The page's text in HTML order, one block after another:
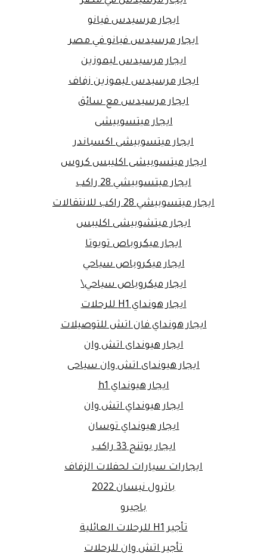
ايجار مرسيدس فيانو
ايجار مرسيدس فيانو في مصر
ايجار مرسيدس ليموزين
ايجار مرسيدس ليموزين زفاف
ايجار مرسيدس مع سائق
ايجار ميتسوبيشى
ايجار ميتسوبيشى اكسباندر
ايجار ميتسوبيشى اكليبس كروس
ايجار ميتسوبيشي 28 راكب
ايجار ميتسوبيشي 28 راكب للانتقالات
ايجار ميتشوبيشى اكليبس
ايجار ميكروباص تويوتا
ايجار ميكروباص سياحي
ايجار ميكروباص سياحي\
ايجار هونداي H1 للرحلات
ايجار هونداي فان اتش للتوصيلات
ايجار هيونداى اتش وان
ايجار هيونداى اتش وان سياحى
ايجار هيونداي h1
ايجار هيونداي اتش وان
ايجار هيونداي توسان
ايجار يوتنج 33 راكب
ايجارات سيارات لحفلات الزفاف
باترول نيسان 2022
باجيرو
تأجير H1 للرحلات العائلية
تأجير اتش وان للرحلات